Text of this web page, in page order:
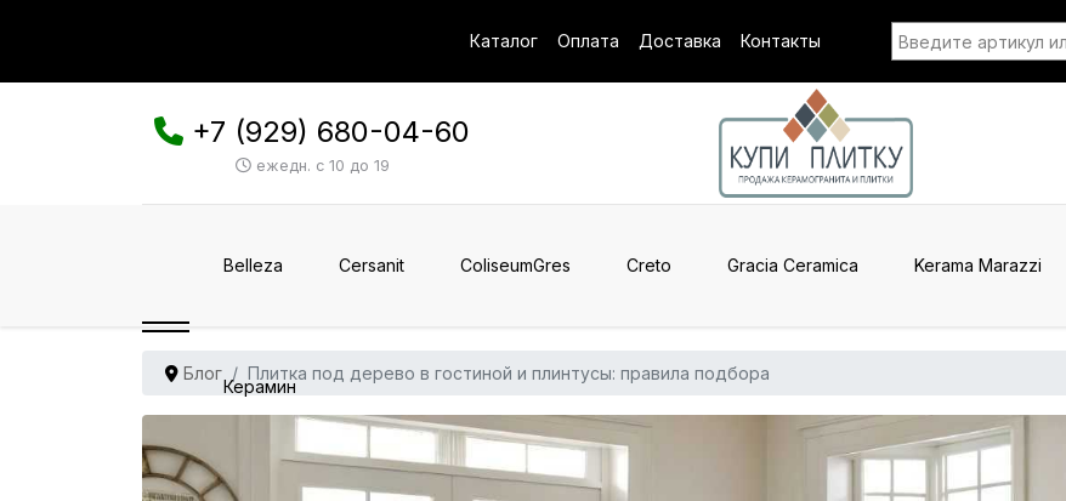
Каталог Оплата Доставка Контакты
+7 (929) 680-04-60
ежедн. с 10 до 19
Belleza Cersanit ColiseumGres Creto Gracia Ceramica Kerama Marazzi
Керамин
Блог Плитка под дерево в гостиной и плинтусы: правила подбора